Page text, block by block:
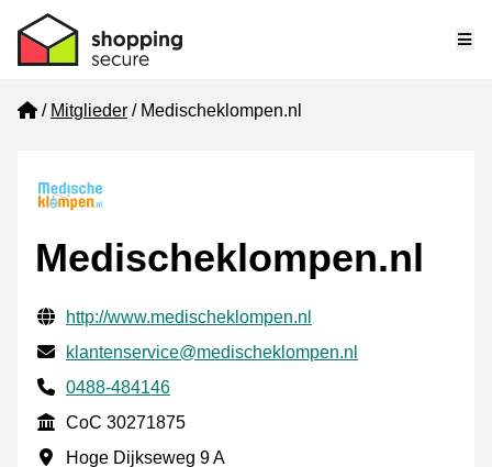
Home
Mitglieder Medischeklompen.nl
Medischeklompen.nl
Geprüfte Kontaktinformationen
Website URL
http://www.medischeklompen.nl
E-mail
klantenservice@medischeklompen.nl
Phone number
0488-484146
CoC
CoC 30271875
Geschäftsadresse
Hoge Dijkseweg 9 A